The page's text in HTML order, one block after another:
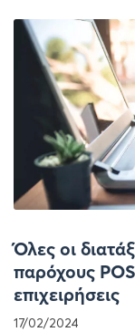
Όλες οι
παρόχους
επιχειρήσεις
17/02/2024